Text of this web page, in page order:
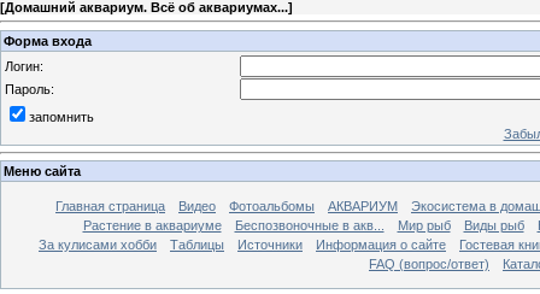
[Домашний аквариум. Всё об аквариумах...]
Форма входа
Логин:
Пароль:
запомнить
Меню сайта
Главная страница Видео Фотоальбомы АКВАРИУМ
Экосистема в
Растение в аквариуме
Беспозвоночные в акв... Мир рыб Виды рыб
За кулисами хобби
Таблицы Источники Информация о сайте
Гостевая
FAQ (вопрос/ответ)